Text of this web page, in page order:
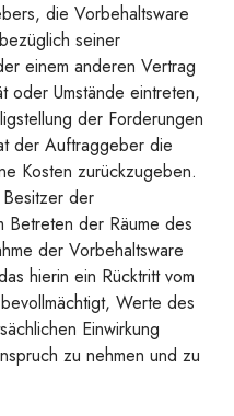
die Vorbehaltsware
seiner
einem anderen Vertrag
oder Umstände eintreten,
der Forderungen
der Auftraggeber die
Kosten zurückzugeben.
der
Betreten der Räume des
der Vorbehaltsware
hierin ein Rücktritt vom
Werte des
Einwirkung
zu nehmen und zu